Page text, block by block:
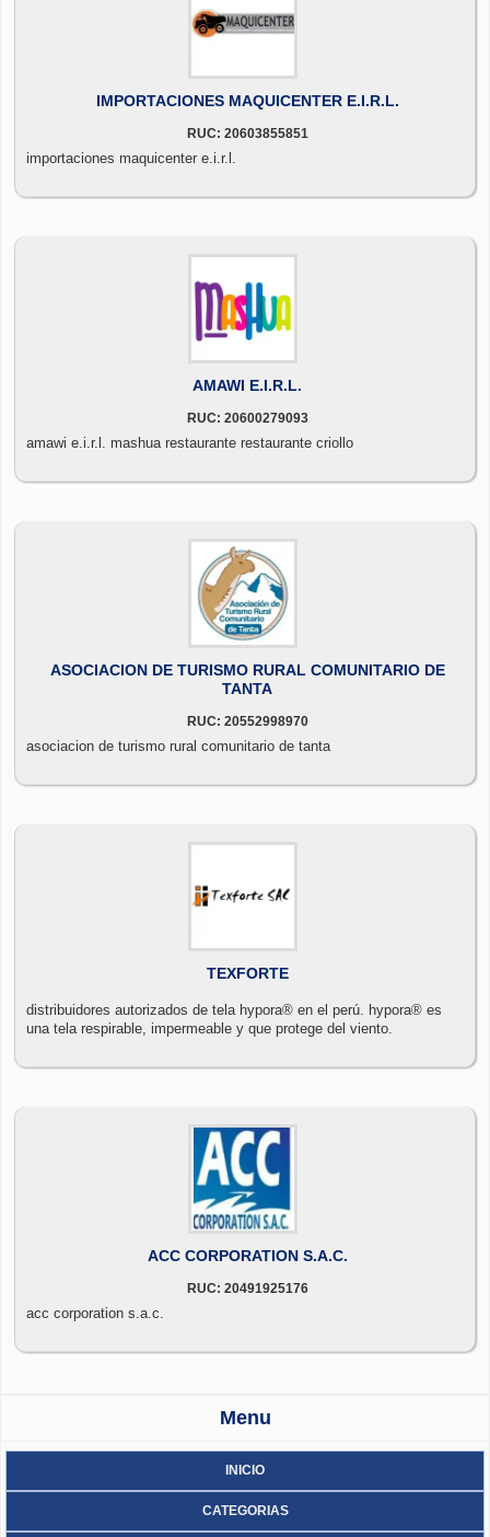
IMPORTACIONES MAQUICENTER E.I.R.L.
RUC: 20603855851
importaciones maquicenter e.i.r.l.
AMAWI E.I.R.L.
RUC: 20600279093
amawi e.i.r.l. mashua restaurante restaurante criollo
ASOCIACION DE TURISMO RURAL COMUNITARIO DE
TANTA
RUC: 20552998970
asociacion de turismo rural comunitario de tanta
TEXFORTE
distribuidores autorizados de tela hypora® en el perú. hypora® es
una tela respirable, impermeable y que protege del viento.
ACC CORPORATION S.A.C.
RUC: 20491925176
acc corporation s.a.c.
Menu
INICIO
CATEGORIAS